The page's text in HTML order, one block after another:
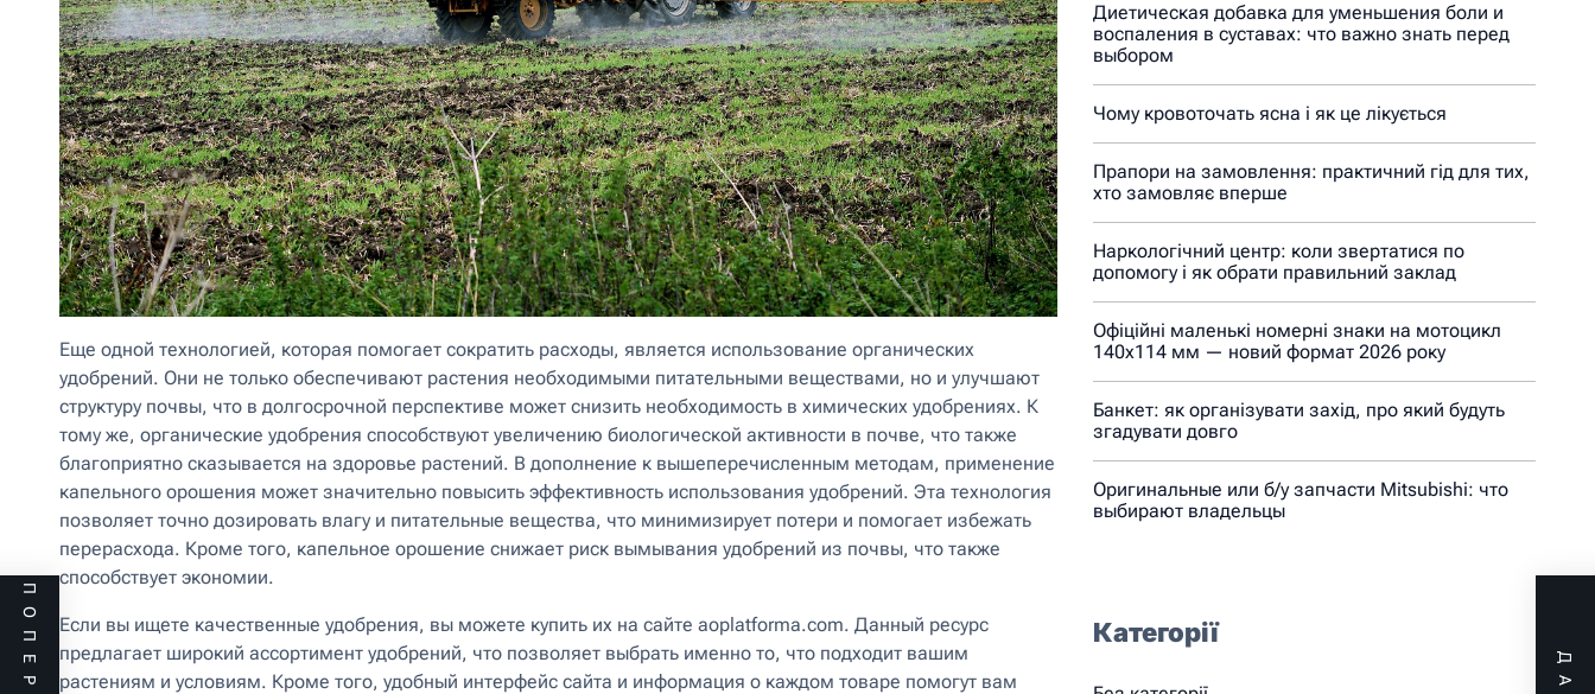
Еще одной технологией, которая помогает сократить расходы, является использование органических
удобрений. Они не только обеспечивают растения необходимыми питательными веществами, но и улучшают
структуру почвы, что в долгосрочной перспективе может снизить необходимость в химических удобрениях. К
тому же, органические удобрения способствуют увеличению биологической активности в почве, что также
благоприятно сказывается на здоровье растений. В дополнение к вышеперечисленным методам, применение
капельного орошения может значительно повысить эффективность использования удобрений. Эта технология
позволяет точно дозировать влагу и питательные вещества, что минимизирует потери и помогает избежать
перерасхода. Кроме того, капельное орошение снижает риск вымывания удобрений из почвы, что также
способствует экономии.
Если вы ищете качественные удобрения, вы можете купить их на сайте aoplatforma.com. Данный ресурс
предлагает широкий ассортимент удобрений, что позволяет выбрать именно то, что подходит вашим
растениям и условиям. Кроме того, удобный интерфейс сайта и информация о каждом товаре помогут вам
Диетическая добавка для уменьшения боли и
воспаления в суставах: что важно знать перед
выбором
Чому кровоточать ясна і як це лікується
Прапори на замовлення: практичний гід для тих,
хто замовляє вперше
Наркологічний центр: коли звертатися по
допомогу і як обрати правильний заклад
Офіційні маленькі номерні знаки на мотоцикл
140х114 мм — новий формат 2026 року
Банкет: як організувати захід, про який будуть
згадувати довго
Оригинальные или б/у запчасти Mitsubishi: что
выбирают владельцы
Категорії